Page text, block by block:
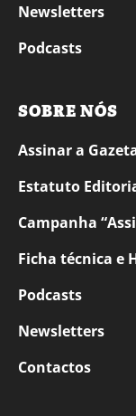
Newsletters
Podcasts
SOBRE NÓS
Assinar a
Estatuto
Campanha
Ficha técnica e
Podcasts
Newsletters
Contactos